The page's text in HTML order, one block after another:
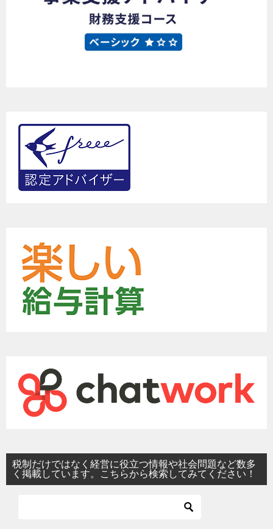
税制だけではなく経営に役立つ情報や社会問題など数多
く掲載しています。こちらから検索してみてください！